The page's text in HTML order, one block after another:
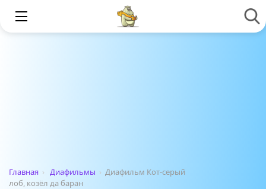
Главная › Диафильмы › Диафильм Кот-серый
лоб, козёл да баран